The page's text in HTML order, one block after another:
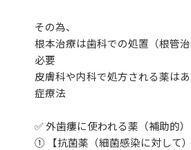
その為、
根本治療は歯科での処置（根管
必要
皮膚科や内科で処方される薬は
症療法
✅ 外歯瘻に使われる薬（補助的）
① 【抗菌薬（細菌感染に対して）